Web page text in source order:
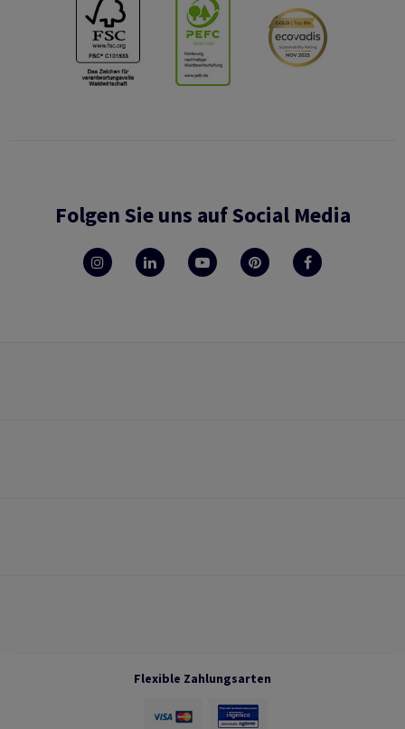
Folgen Sie uns auf Social Media
Flexible Zahlungsarten